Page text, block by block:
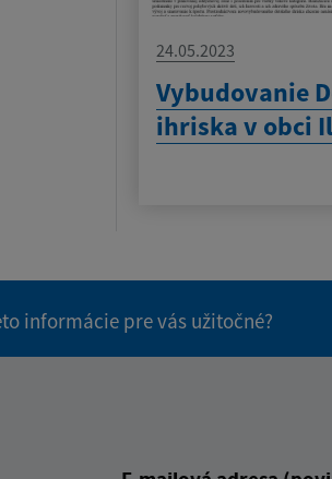
24.05.2023
Vybudovanie
ihriska v obci
informácie pre vás užitočné?